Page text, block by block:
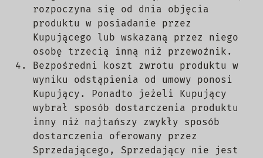
rozpoczyna się od dnia objęcia
produktu w posiadanie przez
Kupującego lub wskazaną przez niego
osobę trzecią inną niż przewoźnik.
Bezpośredni koszt zwrotu produktu w
wyniku odstąpienia od umowy ponosi
Kupujący. Ponadto jeżeli Kupujący
wybrał sposób dostarczenia produktu
inny niż̇ najtańszy zwykły sposób
dostarczenia oferowany przez
Sprzedającego, Sprzedający nie jest